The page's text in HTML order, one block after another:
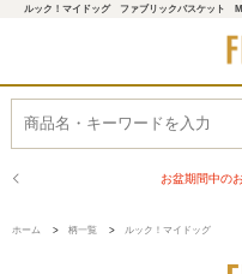
ルック！マイドッグ ファブリックバスケット
お盆期間中のお客様相談室対応について
ホーム > 柄一覧 > ルック！マイドッグ